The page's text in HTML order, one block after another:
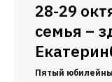
28-29
семья –
Пятый